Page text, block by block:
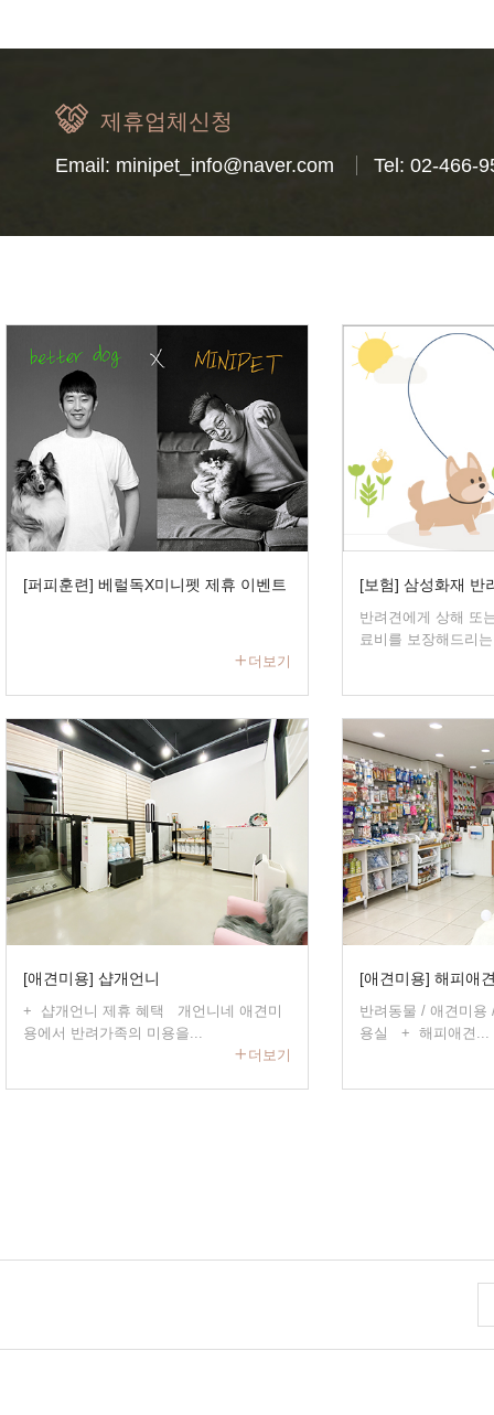
제휴업체신청
Email: minipet_info@naver.com Tel: 02-466-
[퍼피훈련] 베럴독X미니펫 제휴 이벤트
더보기
[보험] 삼성화재 반
반려견에게 상해 또
료비를 보장해드리
[애견미용] 샵개언니
+ 샵개언니 제휴 혜택 개언니네 애견미
용에서 반려가족의 미용을...
더보기
[애견미용] 해피애
반려동물 / 애견미용 /애견텔
용실 + 해피애견...